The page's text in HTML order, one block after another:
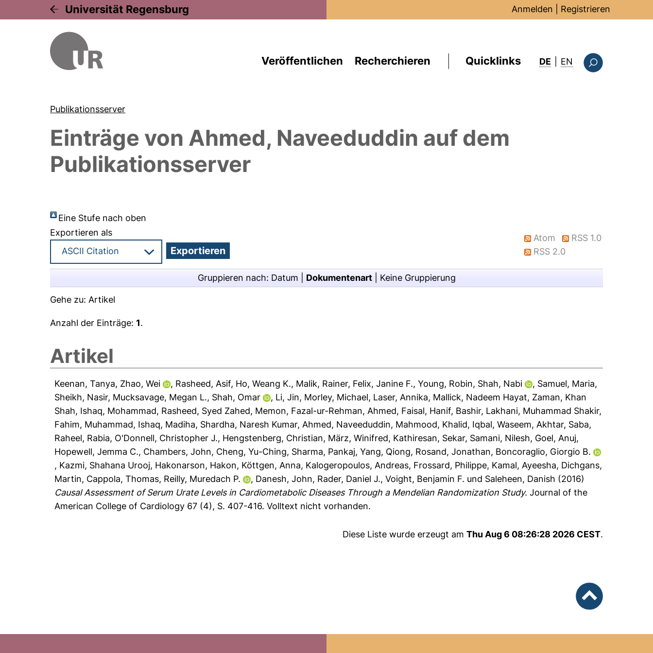
Universität Regensburg Anmelden Registrieren
Veröffentlichen Recherchieren Quicklinks DE EN : this page in
Publikationsserver
Einträge von Ahmed, Naveeduddin auf dem
Publikationsserver
Eine Stufe nach oben
Exportieren als
Atom
RSS 1.0
RSS 2.0
Gruppieren nach: Datum Dokumentenart| Keine Gruppierung
Gehe zu: Artikel
Anzahl der Einträge:1.
Artikel
Keenan, Tanya, Zhao, Wei , Rasheed, Asif, Ho, Weang K., Malik, Rainer, Felix, Janine F.,Young, Robin, Shah, Nabi , Samuel, Maria,
Sheikh, Nasir, Mucksavage, Megan L., Shah, Omar , Li, Jin, Morley, Michael, Laser, Annika, Mallick, Nadeem Hayat, Zaman, Khan
Shah, Ishaq, Mohammad, Rasheed, Syed Zahed, Memon, Fazal-ur-Rehman, Ahmed, Faisal, Hanif, Bashir, Lakhani, Muhammad Shakir,
Fahim, Muhammad, Ishaq, Madiha, Shardha, Naresh Kumar, Ahmed, Naveeduddin, Mahmood, Khalid, Iqbal, Waseem, Akhtar, Saba,
Raheel, Rabia, O'Donnell, Christopher J., Hengstenberg, Christian, März, Winifred, Kathiresan, Sekar, Samani, Nilesh, Goel, Anuj,
Hopewell, Jemma C., Chambers, John, Cheng, Yu-Ching, Sharma, Pankaj,Yang, Qiong, Rosand, Jonathan, Boncoraglio, Giorgio B.
, Kazmi, Shahana Urooj, Hakonarson, Hakon, Köttgen, Anna, Kalogeropoulos, Andreas, Frossard, Philippe, Kamal, Ayeesha, Dichgans,
Martin, Cappola, Thomas, Reilly, Muredach P. , Danesh, John, Rader, Daniel J.,Voight, Benjamin F. und Saleheen, Danish (2016)
Causal Assessment of Serum Urate Levels in Cardiometabolic Diseases Through a Mendelian Randomization Study. Journal of the
American College of Cardiology 67 (4), S. 407-416.Volltext nicht vorhanden.
Diese Liste wurde erzeugt am Thu Aug 6 08:26:28 2026 CEST.